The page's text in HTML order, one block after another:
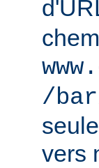
/
vers